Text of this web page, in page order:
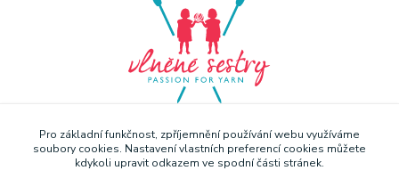
Pro základní funkčnost, zpříjemnění používání webu využíváme
soubory cookies. Nastavení vlastních preferencí cookies můžete
kdykoli upravit odkazem ve spodní části stránek.